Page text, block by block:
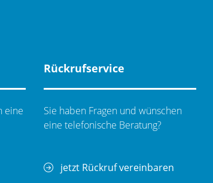
eine
Rückrufservice
Sie haben Fragen und wünschen
eine telefonische Beratung?
jetzt Rückruf vereinbaren